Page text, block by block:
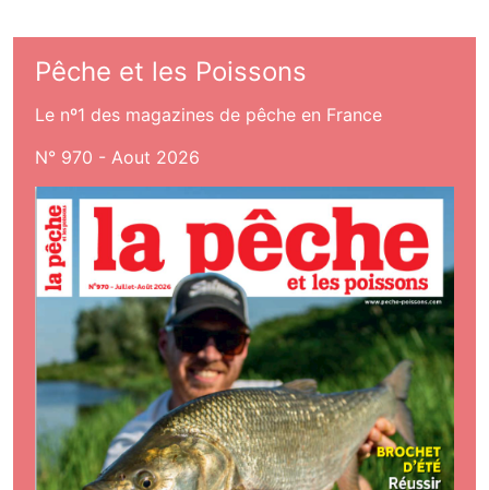
Pêche et les Poissons
Le nº1 des magazines de pêche en France
N° 970 - Aout 2026